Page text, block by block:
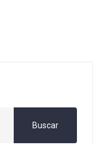
mitos y realidades
la gran solución de
Buscar